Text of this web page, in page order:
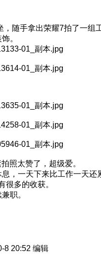
，随手拿出荣耀7拍了一组
。
照太赞了，超级爱。
，一天下来比工作一天还
很多的收获。
职。
8 20:52 编辑